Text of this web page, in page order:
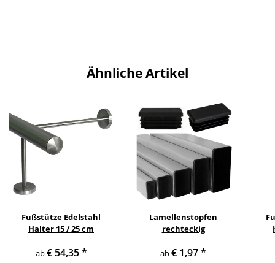
Ähnliche Artikel
Fußstütze Edelstahl
Halter 15 / 25 cm
ab€ 54,35*
Lamellenstopfen
rechteckig
ab€ 1,97*